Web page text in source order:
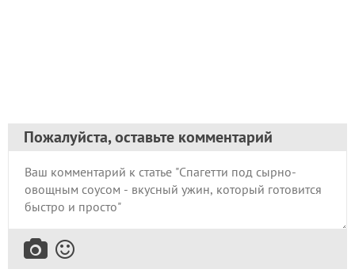
Пожалуйста, оставьте комментарий